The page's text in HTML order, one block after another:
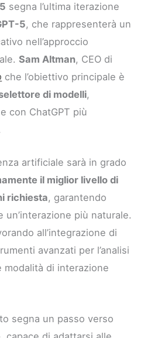
segna l’ultima iterazione
5, che rappresenterà un
nell’approccio
Sam Altman, CEO di
che l’obiettivo principale è
di modelli,
con ChatGPT più
artificiale sarà in grado
il miglior livello di
richiesta, garantendo
più naturale.
all’integrazione di
avanzati per l’analisi
di interazione
segna un passo verso